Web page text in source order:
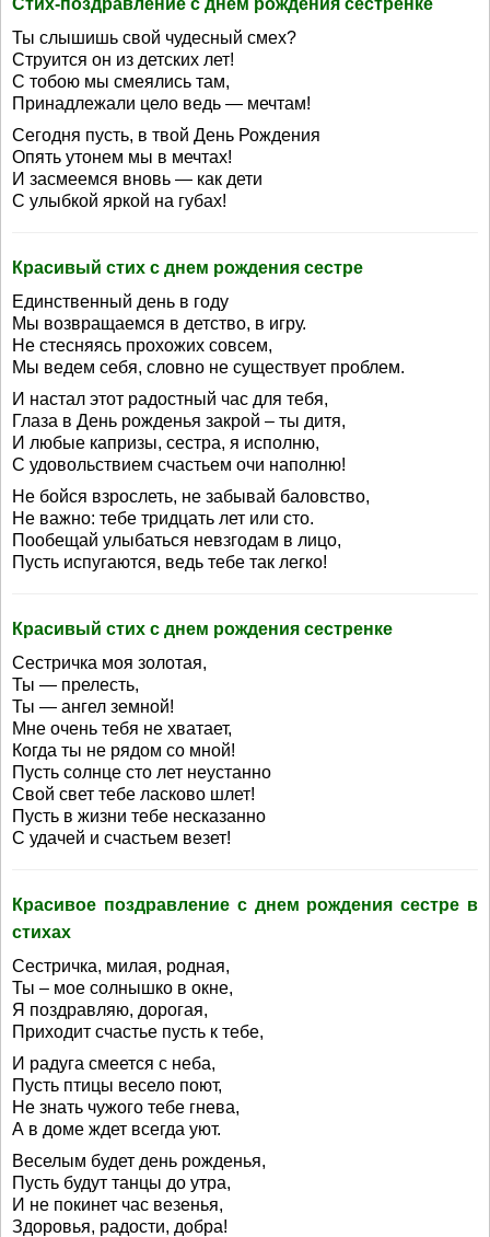
Стих-поздравление с днем рождения сестренке
Ты слышишь свой чудесный смех?
Струится он из детских лет!
С тобою мы смеялись там,
Принадлежали цело ведь — мечтам!
Сегодня пусть, в твой День Рождения
Опять утонем мы в мечтах!
И засмеемся вновь — как дети
С улыбкой яркой на губах!
Красивый стих с днем рождения сестре
Единственный день в году
Мы возвращаемся в детство, в игру.
Не стесняясь прохожих совсем,
Мы ведем себя, словно не существует проблем.
И настал этот радостный час для тебя,
Глаза в День рожденья закрой – ты дитя,
И любые капризы, сестра, я исполню,
С удовольствием счастьем очи наполню!
Не бойся взрослеть, не забывай баловство,
Не важно: тебе тридцать лет или сто.
Пообещай улыбаться невзгодам в лицо,
Пусть испугаются, ведь тебе так легко!
Красивый стих с днем рождения сестренке
Сестричка моя золотая,
Ты — прелесть,
Ты — ангел земной!
Мне очень тебя не хватает,
Когда ты не рядом со мной!
Пусть солнце сто лет неустанно
Свой свет тебе ласково шлет!
Пусть в жизни тебе несказанно
С удачей и счастьем везет!
Красивое поздравление с днем рождения сестре в
стихах
Сестричка, милая, родная,
Ты – мое солнышко в окне,
Я поздравляю, дорогая,
Приходит счастье пусть к тебе,
И радуга смеется с неба,
Пусть птицы весело поют,
Не знать чужого тебе гнева,
А в доме ждет всегда уют.
Веселым будет день рожденья,
Пусть будут танцы до утра,
И не покинет час везенья,
Здоровья, радости, добра!